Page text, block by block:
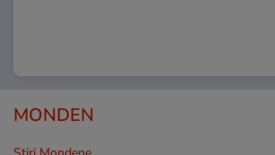
MONDEN